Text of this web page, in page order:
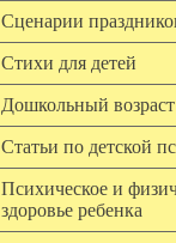
Сценарии
Стихи для детей
Дошкольный возраст
Статьи по детской
Психическое и
здоровье ребенка